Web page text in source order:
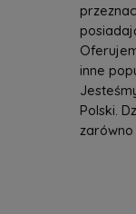
inne
Polski.